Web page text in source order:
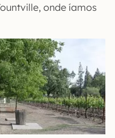
onde íamos